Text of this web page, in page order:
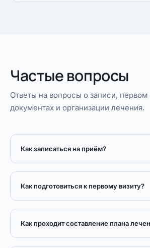
Частые вопросы
Ответы на вопросы о записи, первом
документах и организации лечения.
Как записаться на приём?
Как подготовиться к первому визиту?
Как проходит составление плана